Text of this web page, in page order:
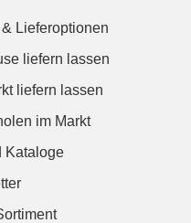
Lieferoptionen
liefern lassen
liefern lassen
im Markt
Kataloge